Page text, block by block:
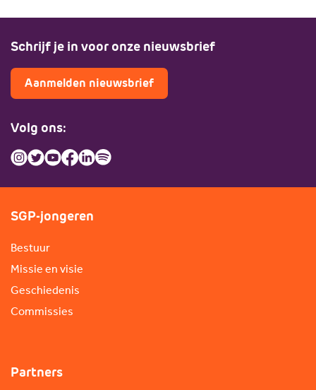
Schrijf je in voor onze nieuwsbrief
Aanmelden nieuwsbrief
Volg ons:
SGP-jongeren
Bestuur
Missie en visie
Geschiedenis
Commissies
Partners